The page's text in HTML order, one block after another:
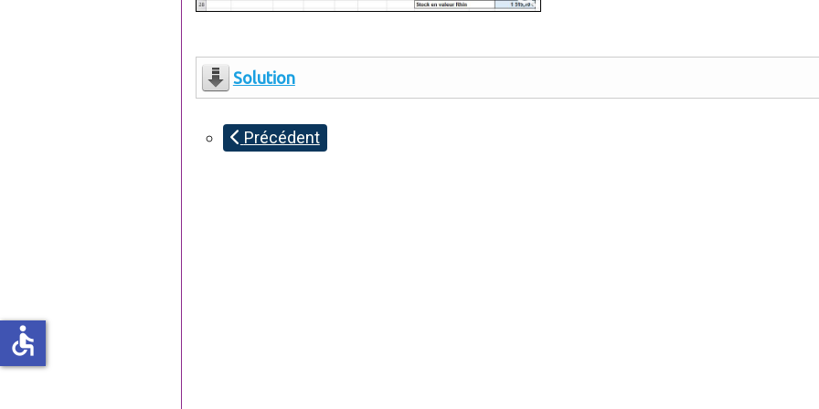
Solution
Précédent
accessible